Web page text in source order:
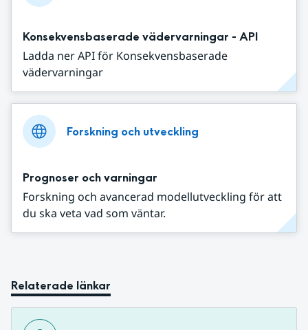
Konsekvensbaserade vädervarningar - API
Ladda ner API för Konsekvensbaserade
vädervarningar
Forskning och utveckling
Prognoser och varningar
Forskning och avancerad modellutveckling för att
du ska veta vad som väntar.
Relaterade länkar